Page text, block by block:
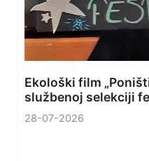
Ekološki film
službenoj selekciji
28-07-2026